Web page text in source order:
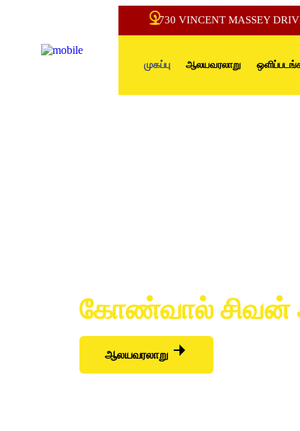
1730 VINCENT MASSEY
முகப்பு ஆலயவரலாறு
கோண்வால்
ஆலயவரலாறு